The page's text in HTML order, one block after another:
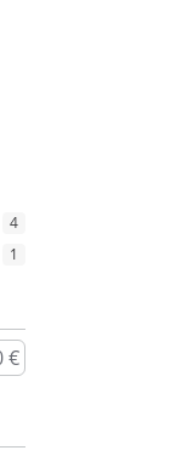
4
1